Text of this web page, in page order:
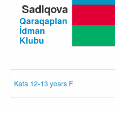
Sadiqova
Qaraqaplan
İdman
Klubu
Kata 12-13 years F